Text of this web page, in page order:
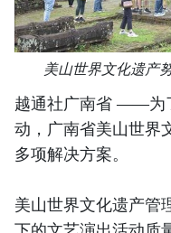
美山世界文化遗产
越通社广南省 ——为
动，广南省美山世界
多项解决方案。
美山世界文化遗产管